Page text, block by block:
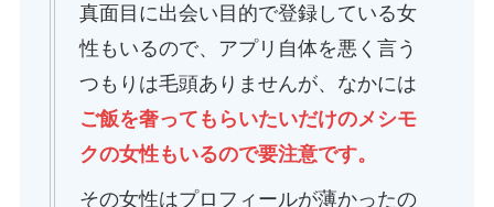
真面目に出会い目的で登録している女
性もいるので、アプリ自体を悪く言う
つもりは毛頭ありませんが、なかには
ご飯を奢ってもらいたいだけのメシモ
クの女性もいるので要注意です。
その女性はプロフィールが薄かったの